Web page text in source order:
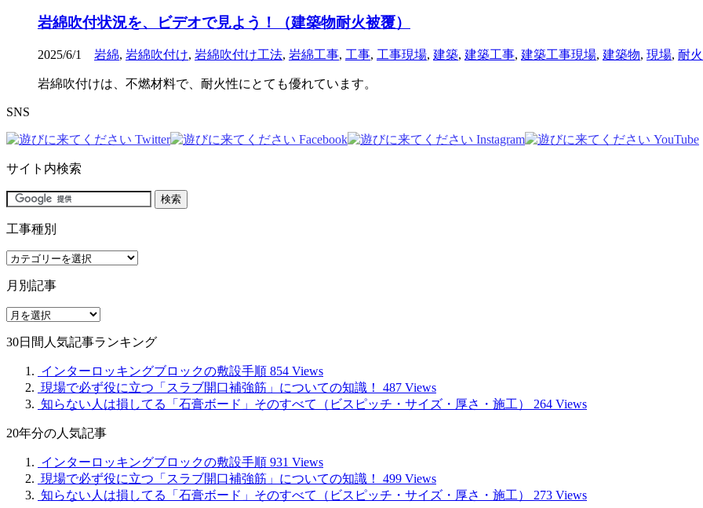
岩綿吹付状況を、ビデオで見よう！（建築物耐火被覆）
2025/6/1 岩綿, 岩綿吹付け, 岩綿吹付け工法, 岩綿工事, 工事, 工事現場, 建築, 建築工事, 建築工事現場, 建築物, 現場, 耐
岩綿吹付けは、不燃材料で、耐火性にとても優れています。
SNS
サイト内検索
工事種別
工
種
別
月別記事
月
記
30日間人気記事ランキング
インターロッキングブロックの敷設手順 854 Views
現場で必ず役に立つ「スラブ開口補強筋」についての知識！
487 Views
知らない人は損してる「石膏ボード」そのすべて（ビスピッチ・サイズ・厚さ・施工）
264 Views
20年分の人気記事
インターロッキングブロックの敷設手順 931 Views
現場で必ず役に立つ「スラブ開口補強筋」についての知識！
499 Views
知らない人は損してる「石膏ボード」そのすべて（ビスピッチ・サイズ・厚さ・施工）
273 Views